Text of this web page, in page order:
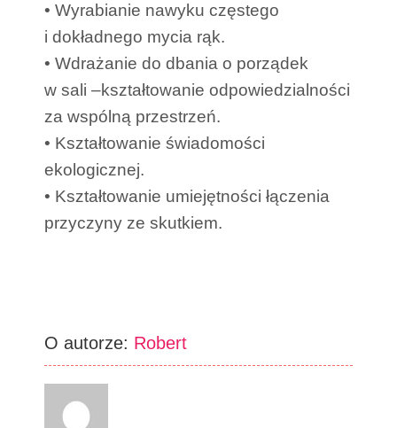
• Wyrabianie nawyku częstego
i dokładnego mycia rąk.
• Wdrażanie do dbania o porządek
w sali –kształtowanie odpowiedzialności
za wspólną przestrzeń.
• Kształtowanie świadomości
ekologicznej.
• Kształtowanie umiejętności łączenia
przyczyny ze skutkiem.
O autorze: Robert